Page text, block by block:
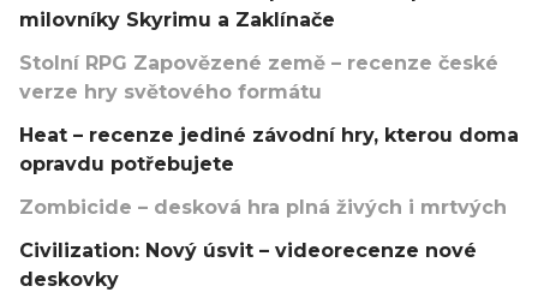
milovníky Skyrimu a Zaklínače
Stolní RPG Zapovězené země – recenze české
verze hry světového formátu
Heat – recenze jediné závodní hry, kterou doma
opravdu potřebujete
Zombicide – desková hra plná živých i mrtvých
Civilization: Nový úsvit – videorecenze nové
deskovky